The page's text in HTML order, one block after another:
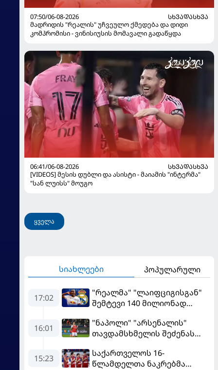
07:50/06-08-2026
ᲡᲮᲕᲐᲓᲐᲡᲮᲕᲐ
მადრიდის "რეალის" უჩვეულო ქმედება და დიდი
კომპრომისი - ვინისიუსის მომავალი გადაწყდა
06:41/06-08-2026
ᲡᲮᲕᲐᲓᲐᲡᲮᲕᲐ
[VIDEOS] მესის დუბლი და ასისტი - მაიამის "ინტერმა"
"სან ლუისს" მოუგო
ყველა
სიახლეები პოპულარული
17:02
"რეალმა" "ლაიფციგისგან"
შემტევი 140 მილიონად
16:01
"ნაპოლი" "არსენალის"
თავდამსხმელის შეძენას
15:23
საქართველოს 16-
წლამდელთა ნაკრებმა